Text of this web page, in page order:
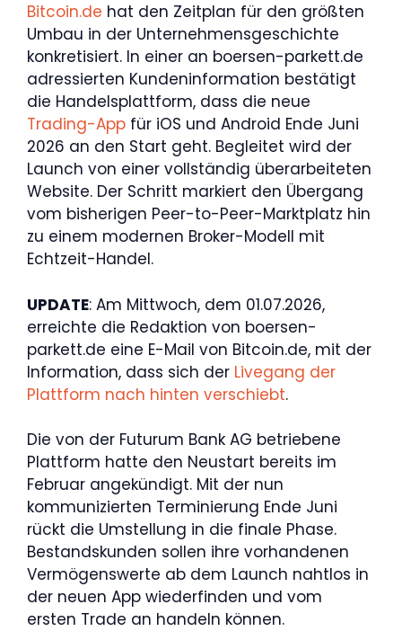
Bitcoin.de hat den Zeitplan für den größten
Umbau in der Unternehmensgeschichte
konkretisiert. In einer an boersen-parkett.de
adressierten Kundeninformation bestätigt
die Handelsplattform, dass die neue
Trading-App für iOS und Android Ende Juni
2026 an den Start geht. Begleitet wird der
Launch von einer vollständig überarbeiteten
Website. Der Schritt markiert den Übergang
vom bisherigen Peer-to-Peer-Marktplatz hin
zu einem modernen Broker-Modell mit
Echtzeit-Handel.
UPDATE: Am Mittwoch, dem 01.07.2026,
erreichte die Redaktion von boersen-
parkett.de eine E-Mail von Bitcoin.de, mit der
Information, dass sich der Livegang der
Plattform nach hinten verschiebt.
Die von der Futurum Bank AG betriebene
Plattform hatte den Neustart bereits im
Februar angekündigt. Mit der nun
kommunizierten Terminierung Ende Juni
rückt die Umstellung in die finale Phase.
Bestandskunden sollen ihre vorhandenen
Vermögenswerte ab dem Launch nahtlos in
der neuen App wiederfinden und vom
ersten Trade an handeln können.